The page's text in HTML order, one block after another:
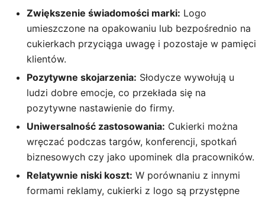
Zwiększenie świadomości marki: Logo
umieszczone na opakowaniu lub bezpośrednio na
cukierkach przyciąga uwagę i pozostaje w pamięci
klientów.
Pozytywne skojarzenia: Słodycze wywołują u
ludzi dobre emocje, co przekłada się na
pozytywne nastawienie do firmy.
Uniwersalność zastosowania: Cukierki można
wręczać podczas targów, konferencji, spotkań
biznesowych czy jako upominek dla pracowników.
Relatywnie niski koszt: W porównaniu z innymi
formami reklamy, cukierki z logo są przystępne